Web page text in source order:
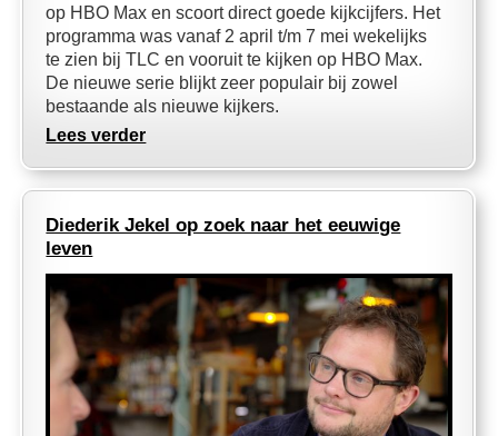
op HBO Max en scoort direct goede kijkcijfers. Het
programma was vanaf 2 april t/m 7 mei wekelijks
te zien bij TLC en vooruit te kijken op HBO Max.
De nieuwe serie blijkt zeer populair bij zowel
bestaande als nieuwe kijkers.
Lees verder
Diederik Jekel op zoek naar het eeuwige
leven